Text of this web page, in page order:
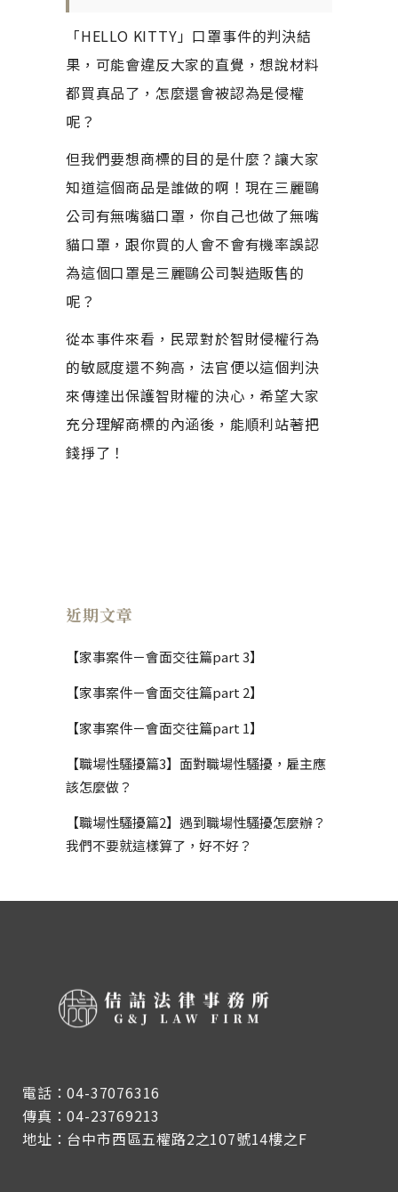
「HELLO KITTY」口罩事件的判決結
果，可能會違反大家的直覺，想說材料
都買真品了，怎麼還會被認為是侵權
呢？
但我們要想商標的目的是什麼？讓大家
知道這個商品是誰做的啊！現在三麗鷗
公司有無嘴貓口罩，你自己也做了無嘴
貓口罩，跟你買的人會不會有機率誤認
為這個口罩是三麗鷗公司製造販售的
呢？
從本事件來看，民眾對於智財侵權行為
的敏感度還不夠高，法官便以這個判決
來傳達出保護智財權的決心，希望大家
充分理解商標的內涵後，能順利站著把
錢掙了！
近期文章
【家事案件－會面交往篇part 3】
【家事案件－會面交往篇part 2】
【家事案件－會面交往篇part 1】
【職場性騷擾篇3】面對職場性騷擾，雇主應
該怎麼做？
【職場性騷擾篇2】遇到職場性騷擾怎麼辦？
我們不要就這樣算了，好不好？
電話：04-37076316
傳真：04-23769213
地址：台中市西區五權路2之107號14樓之F